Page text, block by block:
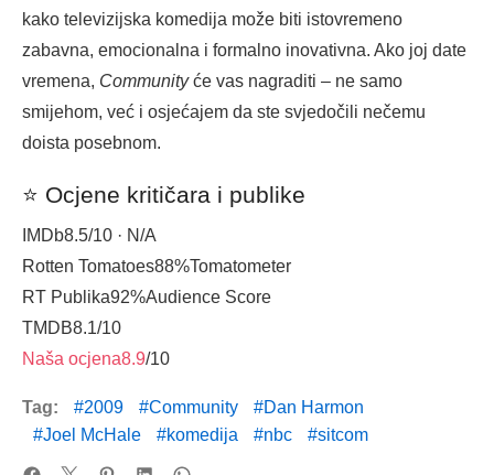
kako televizijska komedija može biti istovremeno
zabavna, emocionalna i formalno inovativna. Ako joj date
vremena, Communityće vas nagraditi – ne samo
smijehom, već i osjećajem da ste svjedočili nečemu
doista posebnom.
⭐ Ocjene kritičara i publike
IMDb8.5/10 · N/A
Rotten Tomatoes88%Tomatometer
RT Publika92%Audience Score
TMDB8.1/10
Naša ocjena8.9/10
Tag: 2009 Community
Dan Harmon
Joel McHale
komedija nbc sitcom